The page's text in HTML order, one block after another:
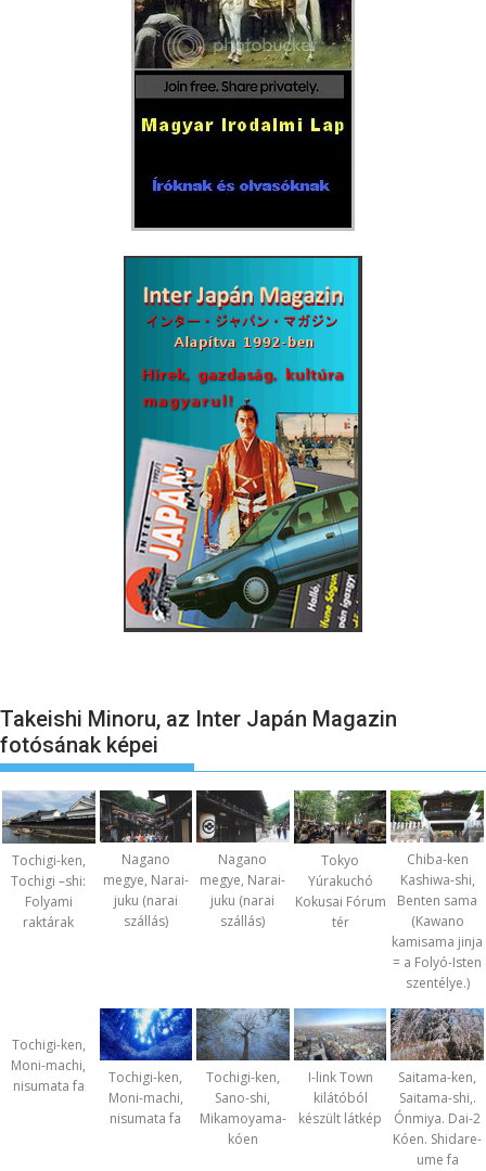
Takeishi Minoru, az Inter Japán Magazin
fotósának képei
Tochigi-ken,
Tochigi –shi:
Folyami
raktárak
Nagano
megye, Narai-
juku (narai
szállás)
Nagano
megye, Narai-
juku (narai
szállás)
Tokyo
Yúrakuchó
Kokusai Fórum
tér
Chiba-ken
Kashiwa-shi,
Benten sama
(Kawano
kamisama jinja
= a Folyó-Isten
szentélye.)
Tochigi-ken,
Moni-machi,
nisumata fa
Tochigi-ken,
Moni-machi,
nisumata fa
Tochigi-ken,
Sano-shi,
Mikamoyama-
kóen
I-link Town
kilátóból
készült látkép
Saitama-ken,
Saitama-shi,.
Ónmiya. Dai-2
Kóen. Shidare-
ume fa